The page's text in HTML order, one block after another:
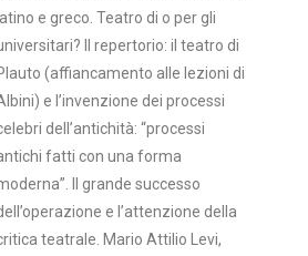
latino e greco. Teatro di o per gli
Il repertorio: il teatro di
(affiancamento alle lezioni di
e l’invenzione dei processi
dell’antichità: “processi
fatti con una forma
Il grande successo
e l’attenzione della
teatrale. Mario Attilio Levi,